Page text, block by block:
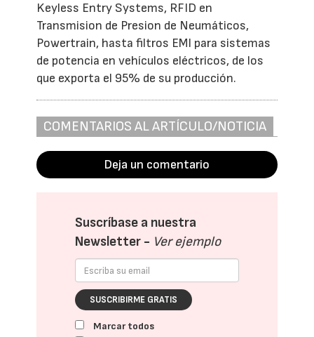
Keyless Entry Systems, RFID en
Transmision de Presion de Neumáticos,
Powertrain, hasta filtros EMI para sistemas
de potencia en vehículos eléctricos, de los
que exporta el 95% de su producción.
COMENTARIOS AL ARTÍCULO/NOTICIA
Deja un comentario
Suscríbase a nuestra
Newsletter - Ver ejemplo
SUSCRIBIRME GRATIS
Marcar todos